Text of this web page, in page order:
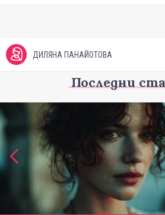
ДИЛЯНА ПАНАЙОТОВА
Последни